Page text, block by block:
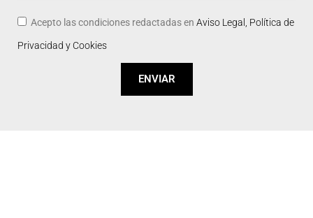
Acepto las condiciones redactadas en Aviso Legal, Política de
Privacidad y Cookies
ENVIAR